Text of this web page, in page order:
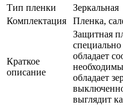
Тип пленки
Зеркальная
Комплектация
Пленка,
Краткое
описание
Защитная
обладает
обладает
выглядит